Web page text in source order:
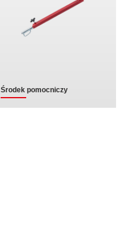
Środek pomocniczy